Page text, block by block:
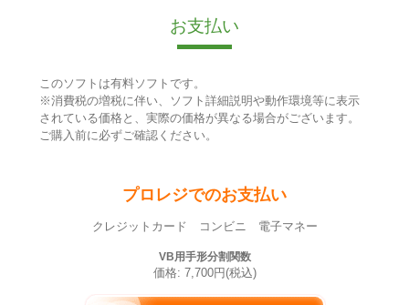
お支払い
このソフトは有料ソフトです。
※消費税の増税に伴い、ソフト詳細説明や動作環境等に表示
されている価格と、実際の価格が異なる場合がございます。
ご購入前に必ずご確認ください。
プロレジでのお支払い
クレジットカード コンビニ 電子マネー
VB用手形分割関数
価格: 7,700円(税込)